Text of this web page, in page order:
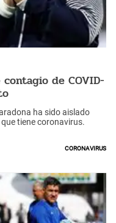
de COVID-
ha sido aislado
tiene coronavirus.
Coronavirus